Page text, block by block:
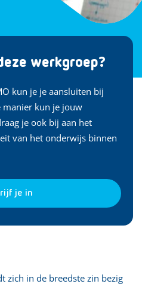
werkgroep?
kun je je aansluiten bij
manier kun je jouw
je ook bij aan het
van het onderwijs binnen
je in
zich in de breedste zin bezig